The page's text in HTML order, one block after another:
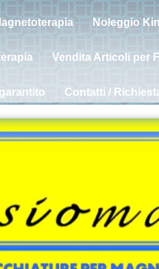
Noleggio
Vendita Articoli per
Contatti /